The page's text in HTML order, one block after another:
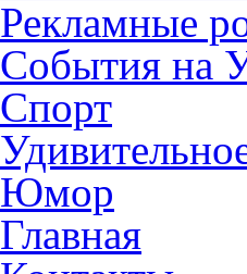
Рекламные
События на
Спорт
Юмор
Главная